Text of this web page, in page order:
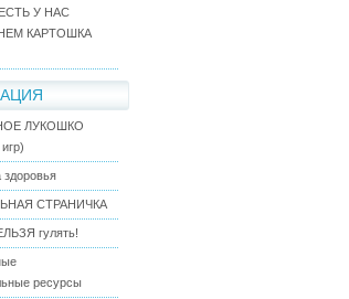
У НАС
КАРТОШКА
ЛУКОШКО
здоровья
СТРАНИЧКА
гулять!
ресурсы